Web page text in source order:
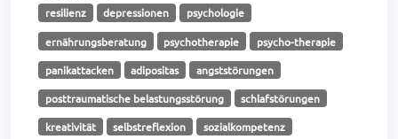
resilienz depressionen psychologie
ernährungsberatung psychotherapie psycho-therapie
panikattacken adipositas angststörungen
posttraumatische belastungsstörung schlafstörungen
kreativität selbstreflexion sozialkompetenz